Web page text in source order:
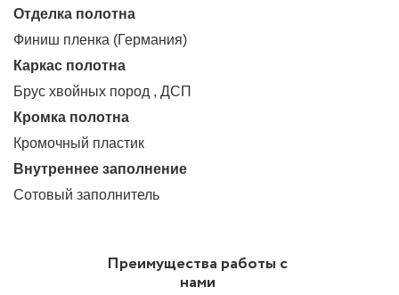
Отделка полотна
Финиш пленка (Германия)
Каркас полотна
Брус хвойных пород , ДСП
Кромка полотна
Кромочный пластик
Внутреннее заполнение
Сотовый заполнитель
Преимущества работы с
нами